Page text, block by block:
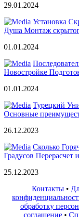
29.01.2024
Установка
Душа Монтаж
01.01.2024
Новостройке
01.01.2024
Турецкий
Основные
26.12.2023
Сколько
Градусов Перерасчет
25.12.2023
Контакты•
обработку
соглашение •